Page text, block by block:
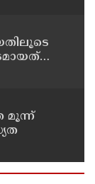
മൂന്ന്